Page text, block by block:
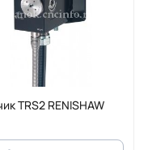
TRS2 RENISHAW